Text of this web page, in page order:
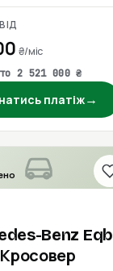
₴/міс
2 521 000 ₴
платіж→
Benz Eqb
Кросовер